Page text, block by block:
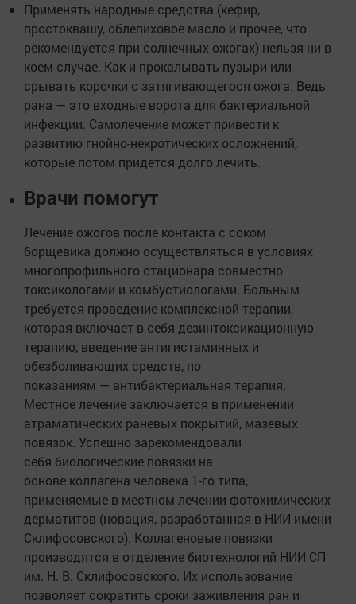
Применять народные средства (кефир,
простоквашу, облепиховое масло и прочее, что
рекомендуется при солнечных ожогах) нельзя ни в
коем случае. Как и прокалывать пузыри или
срывать корочки с затягивающегося ожога. Ведь
рана — это входные ворота для бактериальной
инфекции. Самолечение может привести к
развитию гнойно-некротических осложнений,
которые потом придется долго лечить.
Врачи помогут
Лечение ожогов после контакта с соком
борщевика должно осуществляться в условиях
многопрофильного стационара совместно
токсикологами и комбустиологами. Больным
требуется проведение комплексной терапии,
которая включает в себя дезинтоксикационную
терапию, введение антигистаминных и
обезболивающих средств, по
показаниям — антибактериальная терапия.
Местное лечение заключается в применении
атраматических раневых покрытий, мазевых
повязок. Успешно зарекомендовали
себя биологические повязки на
основе коллагена человека 1-го типа,
применяемые в местном лечении фотохимических
дерматитов (новация, разработанная в НИИ имени
Склифосовского). Коллагеновые повязки
производятся в отделение биотехнологий НИИ СП
им. Н. В. Склифосовского. Их использование
позволяет сократить сроки заживления ран и